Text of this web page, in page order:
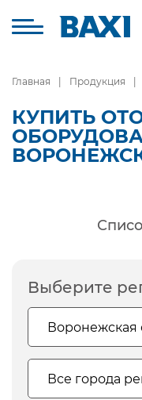
Главная Продукция
КУПИТЬ
Выберите